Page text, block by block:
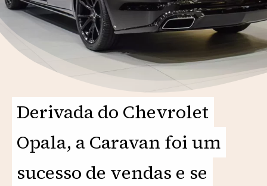
Derivada do Chevrolet
Opala, a Caravan foi um
sucesso de vendas e se
Derivada do Chevrolet
Opala, a Caravan foi um
sucesso de vendas e se